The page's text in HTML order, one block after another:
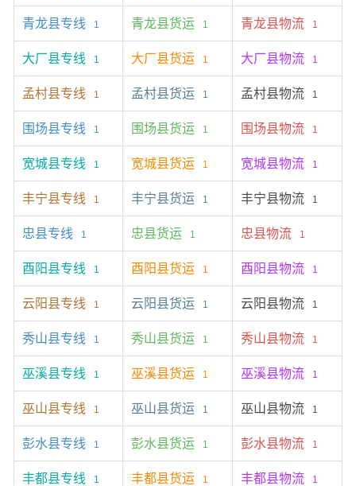
青龙县专线 1 青龙县货运 1 青龙县物流 1
大厂县专线 1 大厂县货运 1 大厂县物流 1
孟村县专线 1 孟村县货运 1 孟村县物流 1
围场县专线 1 围场县货运 1 围场县物流 1
宽城县专线 1 宽城县货运 1 宽城县物流 1
丰宁县专线 1 丰宁县货运 1 丰宁县物流 1
忠县专线 1 忠县货运 1 忠县物流 1
酉阳县专线 1 酉阳县货运 1 酉阳县物流 1
云阳县专线 1 云阳县货运 1 云阳县物流 1
秀山县专线 1 秀山县货运 1 秀山县物流 1
巫溪县专线 1 巫溪县货运 1 巫溪县物流 1
巫山县专线 1 巫山县货运 1 巫山县物流 1
彭水县专线 1 彭水县货运 1 彭水县物流 1
丰都县专线 1 丰都县货运 1 丰都县物流 1